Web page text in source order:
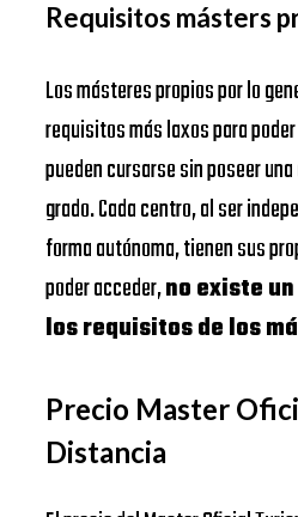
Requisitos másters
Los másteres propios por lo
requisitos más laxos para
pueden cursarse sin poseer
grado. Cada centro, al ser
forma autónoma, tienen sus
poder acceder,no existe
los requisitos de los
Precio Master
Distancia